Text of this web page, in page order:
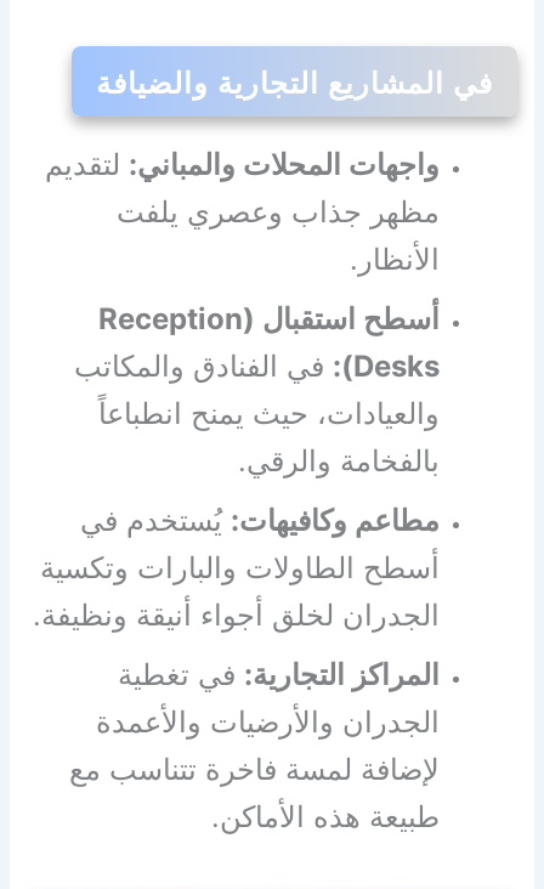
في المشاريع التجارية والضيافة
واجهات المحلات والمباني: لتقديم
مظهر جذاب وعصري يلفت
الأنظار.
أسطح استقبال (Reception
Desks):
في الفنادق والمكاتب
والعيادات، حيث يمنح انطباعاً
بالفخامة والرقي.
مطاعم وكافيهات: يُستخدم في
أسطح الطاولات والبارات وتكسية
الجدران لخلق أجواء أنيقة ونظيفة.
المراكز التجارية: في تغطية
الجدران والأرضيات والأعمدة
لإضافة لمسة فاخرة تتناسب مع
طبيعة هذه الأماكن.